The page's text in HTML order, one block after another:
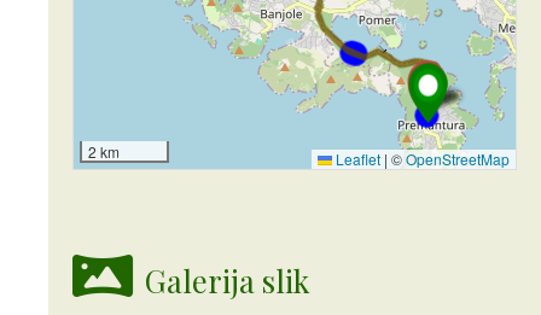
2 km Leaflet | ©OpenStreetMap
Galerija slik